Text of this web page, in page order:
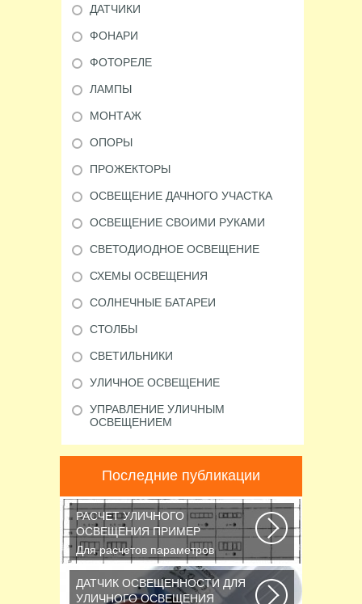
ДАТЧИКИ
ФОНАРИ
ФОТОРЕЛЕ
ЛАМПЫ
МОНТАЖ
ОПОРЫ
ПРОЖЕКТОРЫ
ОСВЕЩЕНИЕ ДАЧНОГО УЧАСТКА
ОСВЕЩЕНИЕ СВОИМИ РУКАМИ
СВЕТОДИОДНОЕ ОСВЕЩЕНИЕ
СХЕМЫ ОСВЕЩЕНИЯ
СОЛНЕЧНЫЕ БАТАРЕИ
СТОЛБЫ
СВЕТИЛЬНИКИ
УЛИЧНОЕ ОСВЕЩЕНИЕ
УПРАВЛЕНИЕ УЛИЧНЫМ
ОСВЕЩЕНИЕМ
Последние публикации
РАСЧЕТ УЛИЧНОГО
ОСВЕЩЕНИЯ ПРИМЕР
Для расчетов параметров
наружного освещения
применяется
сертифицированный...
ДАТЧИК ОСВЕЩЕННОСТИ ДЛЯ
УЛИЧНОГО ОСВЕЩЕНИЯ